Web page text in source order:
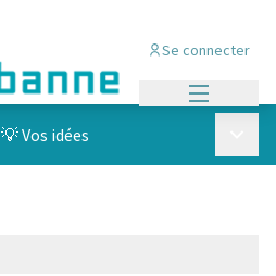
Se connecter
💡 Vos idées